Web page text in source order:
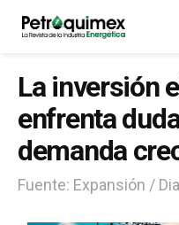
La inversión
enfrenta
demanda
Fuente: Expansión /